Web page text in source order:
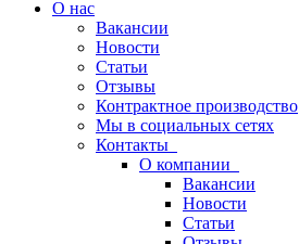
О нас
Вакансии
Новости
Статьи
Отзывы
Контрактное производство
Мы в социальных сетях
Контакты
О компании
Вакансии
Новости
Статьи